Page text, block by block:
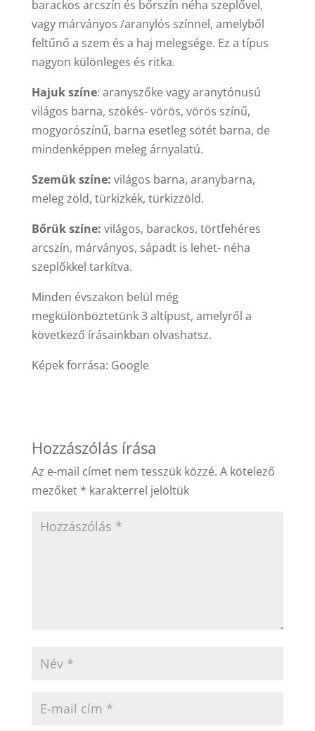
barackos arcszín és bőrszín néha szeplővel,
vagy márványos /aranylós színnel, amelyből
feltűnő a szem és a haj melegsége. Ez a típus
nagyon különleges és ritka.
Hajuk színe: aranyszőke vagy aranytónusú
világos barna, szökés- vörös, vörös színű,
mogyorószínű, barna esetleg sötét barna, de
mindenképpen meleg árnyalatú.
Szemük színe: világos barna, aranybarna,
meleg zöld, türkizkék, türkizzöld.
Bőrük színe: világos, barackos, törtfehéres
arcszín, márványos, sápadt is lehet- néha
szeplőkkel tarkítva.
Minden évszakon belül még
megkülönböztetünk 3 altípust, amelyről a
következő írásainkban olvashatsz.
Képek forrása: Google
Hozzászólás írása
Az e-mail címet nem tesszük közzé. A kötelező
mezőket * karakterrel jelöltük